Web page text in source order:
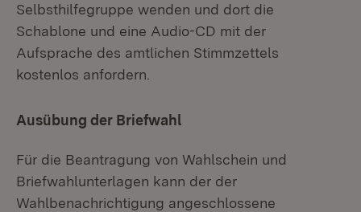
Selbsthilfegruppe wenden und dort die
Schablone und eine Audio-CD mit der
Aufsprache des amtlichen Stimmzettels
kostenlos anfordern.
Ausübung der Briefwahl
Für die Beantragung von Wahlschein und
Briefwahlunterlagen kann der der
Wahlbenachrichtigung angeschlossene